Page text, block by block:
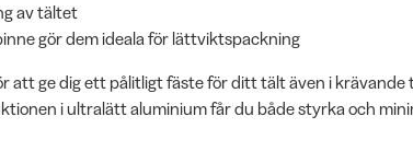
av tältet
gör dem ideala för lättviktspackning
att ge dig ett pålitligt fäste för ditt tält även i krävande
i ultralätt aluminium får du både styrka och